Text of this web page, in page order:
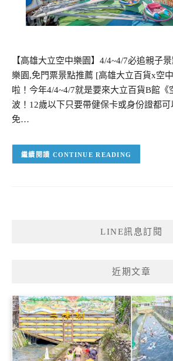
【高雄大立空中樂園】4/4~4/7必追親子
樂園,免門票景點推薦 [高雄大立百貨x空
啦！今年4/4~4/7就是要來大立百貨B館《
波！12歲以下只要帶健保卡或身份證都
免…
CONTINUE READING
LINE訊息訂閱
近期文章